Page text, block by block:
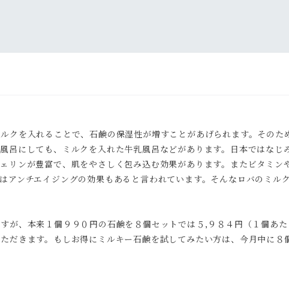
クを入れることで、石鹸の保湿性が増すことがあげられます。その
呂にしても、ミルクを入れた牛乳風呂などがあります。日本ではな
リンが豊富で、肌をやさしく包み込む効果があります。またビタミン
アンチエイジングの効果もあると言われています。そんなロバのミ
が、本来１個９９０円の石鹸を８個セットでは５,９８４円（１個あ
だきます。もしお得にミルキー石鹸を試してみたい方は、今月中に８